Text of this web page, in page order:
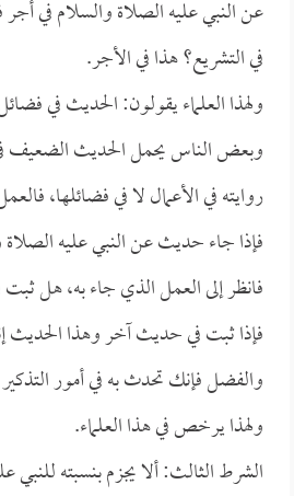
عن النبي عليه الصلاة والسلام في أجر
في التشريع؟ هذا في الأجر.
ولهذا العلماء يقولون: الحديث في
وبعض الناس يحمل الحديث الضعيف
روايته في الأعمال لا في فضائلها،
فإذا جاء حديث عن النبي عليه
فانظر إلى العمل الذي جاء به، هل
فإذا ثبت في حديث آخر وهذا الحديث
والفضل فإنك تحدث به في أمور
ولهذا يرخص في هذا العلماء.
الشرط الثالث: ألا يجزم بنسبته للنبي